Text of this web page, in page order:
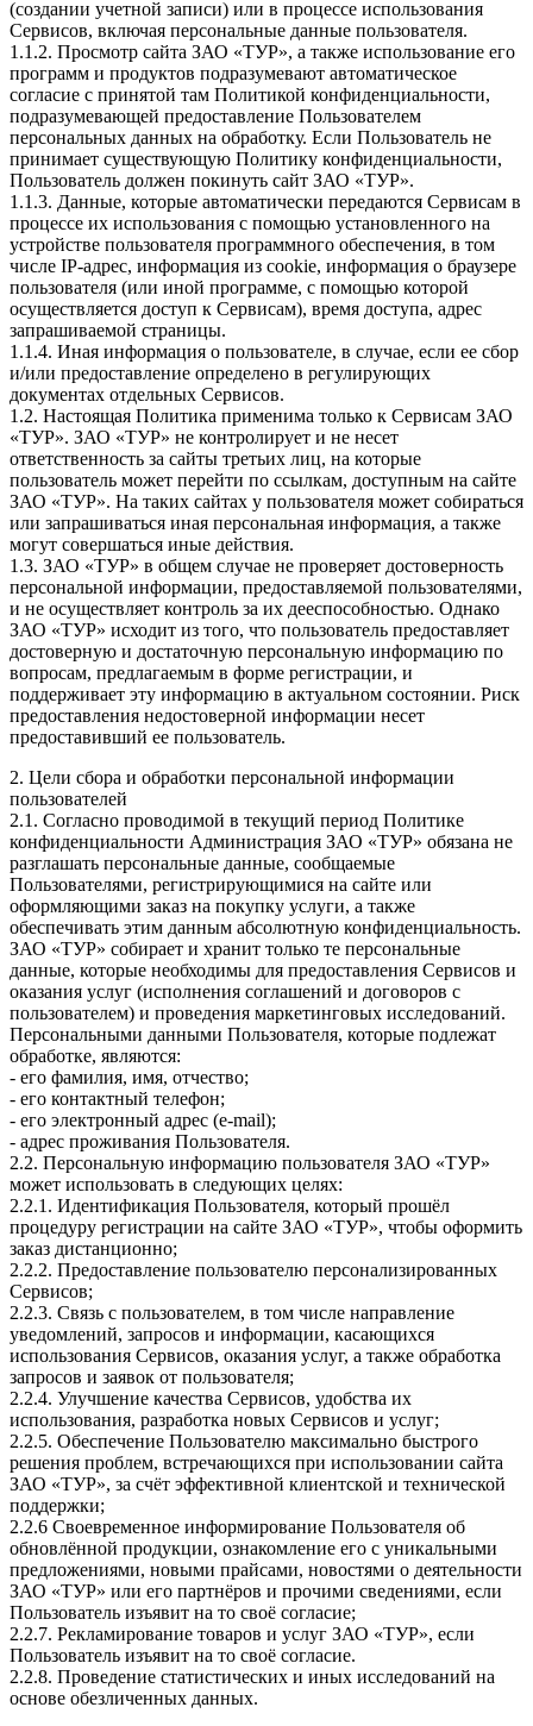
(создании учетной записи) или в процессе использования
Сервисов, включая персональные данные пользователя.
1.1.2. Просмотр сайта ЗАО «ТУР», а также использование его
программ и продуктов подразумевают автоматическое
согласие с принятой там Политикой конфиденциальности,
подразумевающей предоставление Пользователем
персональных данных на обработку. Если Пользователь не
принимает существующую Политику конфиденциальности,
Пользователь должен покинуть сайт ЗАО «ТУР».
1.1.3. Данные, которые автоматически передаются Сервисам в
процессе их использования с помощью установленного на
устройстве пользователя программного обеспечения, в том
числе IP-адрес, информация из cookie, информация о браузере
пользователя (или иной программе, с помощью которой
осуществляется доступ к Сервисам), время доступа, адрес
запрашиваемой страницы.
1.1.4. Иная информация о пользователе, в случае, если ее сбор
и/или предоставление определено в регулирующих
документах отдельных Сервисов.
1.2. Настоящая Политика применима только к Сервисам ЗАО
«ТУР». ЗАО «ТУР» не контролирует и не несет
ответственность за сайты третьих лиц, на которые
пользователь может перейти по ссылкам, доступным на сайте
ЗАО «ТУР». На таких сайтах у пользователя может собираться
или запрашиваться иная персональная информация, а также
могут совершаться иные действия.
1.3. ЗАО «ТУР» в общем случае не проверяет достоверность
персональной информации, предоставляемой пользователями,
и не осуществляет контроль за их дееспособностью. Однако
ЗАО «ТУР» исходит из того, что пользователь предоставляет
достоверную и достаточную персональную информацию по
вопросам, предлагаемым в форме регистрации, и
поддерживает эту информацию в актуальном состоянии. Риск
предоставления недостоверной информации несет
предоставивший ее пользователь.
2. Цели сбора и обработки персональной информации
пользователей
2.1. Согласно проводимой в текущий период Политике
конфиденциальности Администрация ЗАО «ТУР» обязана не
разглашать персональные данные, сообщаемые
Пользователями, регистрирующимися на сайте или
оформляющими заказ на покупку услуги, а также
обеспечивать этим данным абсолютную конфиденциальность.
ЗАО «ТУР» собирает и хранит только те персональные
данные, которые необходимы для предоставления Сервисов и
оказания услуг (исполнения соглашений и договоров с
пользователем) и проведения маркетинговых исследований.
Персональными данными Пользователя, которые подлежат
обработке, являются:
- его фамилия, имя, отчество;
- его контактный телефон;
- его электронный адрес (e-mail);
- адрес проживания Пользователя.
2.2. Персональную информацию пользователя ЗАО «ТУР»
может использовать в следующих целях:
2.2.1. Идентификация Пользователя, который прошёл
процедуру регистрации на сайте ЗАО «ТУР», чтобы оформить
заказ дистанционно;
2.2.2. Предоставление пользователю персонализированных
Сервисов;
2.2.3. Связь с пользователем, в том числе направление
уведомлений, запросов и информации, касающихся
использования Сервисов, оказания услуг, а также обработка
запросов и заявок от пользователя;
2.2.4. Улучшение качества Сервисов, удобства их
использования, разработка новых Сервисов и услуг;
2.2.5. Обеспечение Пользователю максимально быстрого
решения проблем, встречающихся при использовании сайта
ЗАО «ТУР», за счёт эффективной клиентской и технической
поддержки;
2.2.6 Своевременное информирование Пользователя об
обновлённой продукции, ознакомление его с уникальными
предложениями, новыми прайсами, новостями о деятельности
ЗАО «ТУР» или его партнёров и прочими сведениями, если
Пользователь изъявит на то своё согласие;
2.2.7. Рекламирование товаров и услуг ЗАО «ТУР», если
Пользователь изъявит на то своё согласие.
2.2.8. Проведение статистических и иных исследований на
основе обезличенных данных.